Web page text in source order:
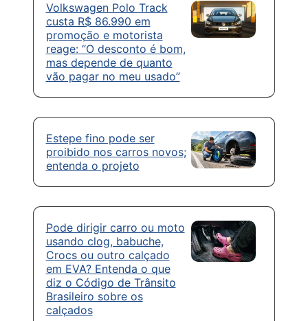
Volkswagen Polo Track
custa R$ 86.990 em
promoção e motorista
reage: “O desconto é bom,
mas depende de quanto
vão pagar no meu usado”
Estepe fino pode ser
proibido nos carros novos;
entenda o projeto
Pode dirigir carro ou moto
usando clog, babuche,
Crocs ou outro calçado
em EVA? Entenda o que
diz o Código de Trânsito
Brasileiro sobre os
calçados